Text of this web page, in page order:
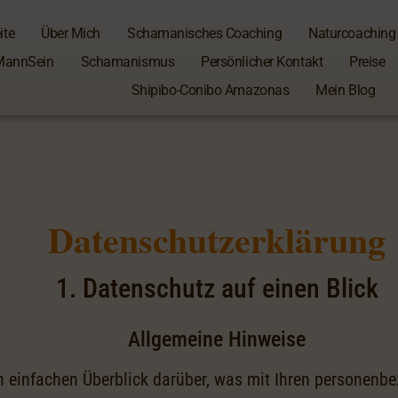
Über Mich Schamanisches Coaching
Naturcoaching
Schamanismus Persönlicher Kontakt
Preise
Shipibo-Conibo Amazonas
Mein Blog
Datenschutzerklärung
1. Datenschutz auf einen Blick
Allgemeine Hinweise
Überblick darüber, was mit Ihren